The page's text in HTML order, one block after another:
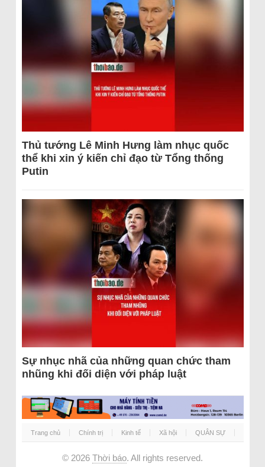
Thủ tướng Lê Minh Hưng làm nhục quốc
thể khi xin ý kiến chỉ đạo từ Tổng thống
Putin
Sự nhục nhã của những quan chức tham
nhũng khi đối diện với pháp luật
Trang chủ Chính trị Kinh tế Xã hội QUÂN SỰ
© 2026 Thời báo. All rights reserved.